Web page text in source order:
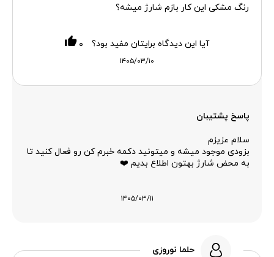
رنگ مشکی این کار بازم شارژ میشه؟
۱۴۰۵/۰۳/۱۰
آیا این دیدگاه برایتان مفید بود؟ ۰
پاسخ پشتیبان
سلام عزیزم
بزودی موجود میشه و میتونید دکمه خبرم کن رو فعال کنید تا
به محض شارژ بهتون اطلاع بدیم ❤️
۱۴۰۵/۰۳/۱۱
حلما نوروزی